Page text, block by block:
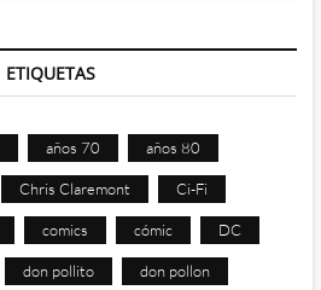
ETIQUETAS
años 70 años 80
Chris Claremont Ci-Fi
comics cómic DC
don pollito don pollon